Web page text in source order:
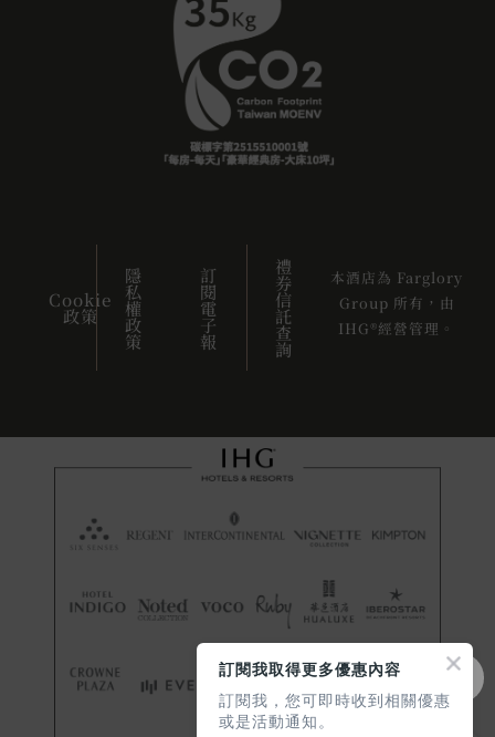
Cookie
政策
隱
私
權
政
策
訂
閱
電
子
報
禮
券
信
託
查
詢
本酒店為 Farglory
Group 所有，由
IHG®經營管理。
訂閱我取得更多優惠內容
訂閱我，您可即時收到相關優惠
或是活動通知。